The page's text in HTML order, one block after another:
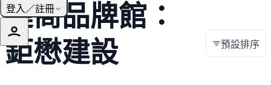
登入／註冊
建商品牌館：
鉅懋建設
預設排序